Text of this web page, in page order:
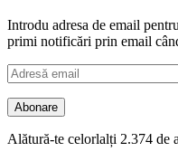
Introdu adresa de email
primi notificări prin email
Adresă
email
Abonare
Alătură-te celorlalți 2.374 de